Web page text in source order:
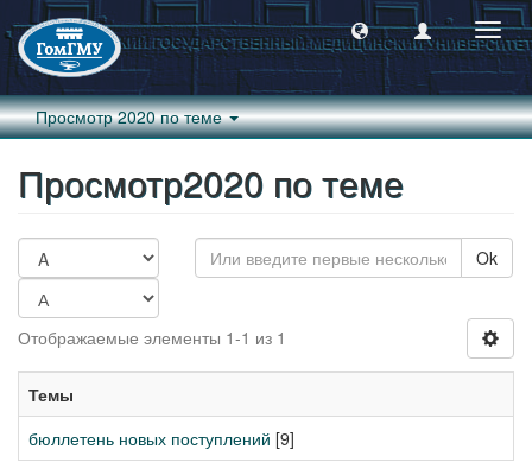
Просмотр 2020 по теме
Просмотр2020 по теме
Ok
Отображаемые элементы 1-1 из 1
Темы
бюллетень новых поступлений [9]